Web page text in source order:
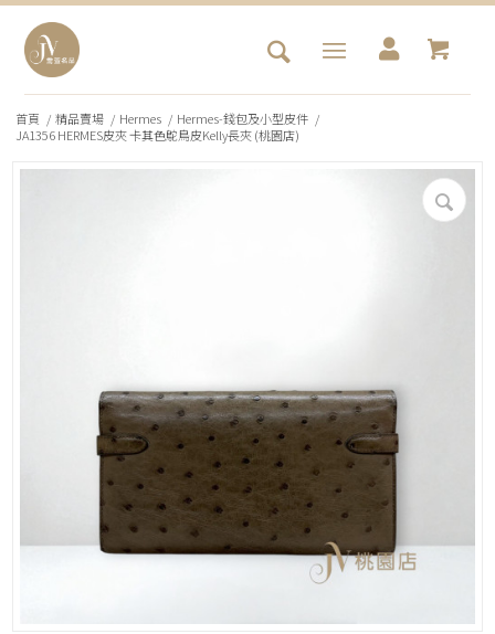
首頁 / 精品賣場 / Hermes / Hermes-錢包及小型皮件 /
JA1356 HERMES皮夾 卡其色鴕鳥皮Kelly長夾 (桃園店)